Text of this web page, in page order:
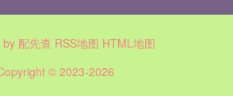
by 配先查 RSS地图 HTML地图
© 2023-2026